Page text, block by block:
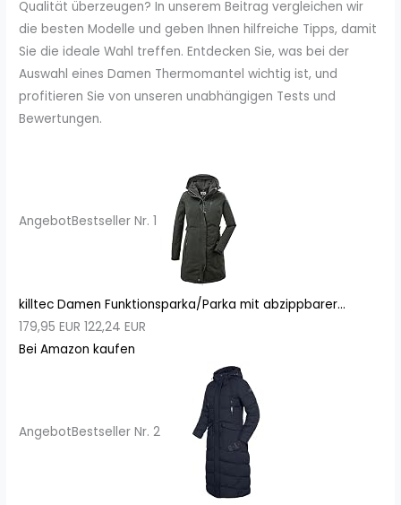
Qualität überzeugen? In unserem Beitrag vergleichen wir
die besten Modelle und geben Ihnen hilfreiche Tipps, damit
Sie die ideale Wahl treffen. Entdecken Sie, was bei der
Auswahl eines Damen Thermomantel wichtig ist, und
profitieren Sie von unseren unabhängigen Tests und
Bewertungen.
AngebotBestseller Nr. 1
killtec Damen Funktionsparka/Parka mit abzippbarer...
179,95 EUR 122,24 EUR
Bei Amazon kaufen
AngebotBestseller Nr. 2